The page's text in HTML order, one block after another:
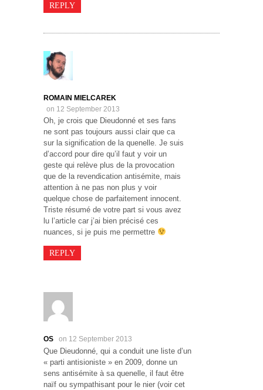
REPLY
ROMAIN MIELCAREK
on 12 September 2013
Oh, je crois que Dieudonné et ses fans
ne sont pas toujours aussi clair que ca
sur la signification de la quenelle. Je suis
d’accord pour dire qu’il faut y voir un
geste qui relève plus de la provocation
que de la revendication antisémite, mais
attention à ne pas non plus y voir
quelque chose de parfaitement innocent.
Triste résumé de votre part si vous avez
lu l’article car j’ai bien précisé ces
nuances, si je puis me permettre
REPLY
OS on 12 September 2013
Que Dieudonné, qui a conduit une liste d’un
« parti antisioniste » en 2009, donne un
sens antisémite à sa quenelle, il faut être
naïf ou sympathisant pour le nier (voir cet